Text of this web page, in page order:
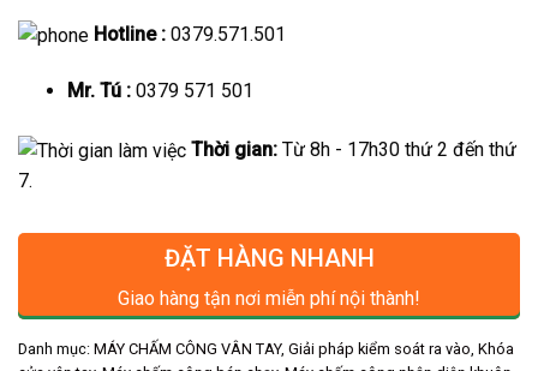
Hotline : 0379.571.501
Mr. Tú :0379 571 501
Thời gian: Từ 8h - 17h30 thứ 2 đến thứ
7.
ĐẶT HÀNG NHANH
Giao hàng tận nơi miễn phí nội thành!
Danh mục: MÁY CHẤM CÔNG VÂN TAY, Giải pháp kiểm soát ra vào Khóa